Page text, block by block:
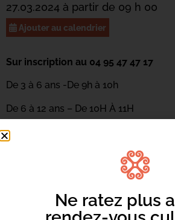
27.03.2024 à partir de 09 h 00
Ajouter au calendrier
Sur inscription au 04 95 47 47 17
De 3 à 6 ans -De 9h à 10h
De 6 à 12 ans – De 10H À 11H
Découverte de la danse de manière
illustrer un album grâce aux
appel à l’imaginaire pour explorer le
ABC Danse.Ne ratez plus